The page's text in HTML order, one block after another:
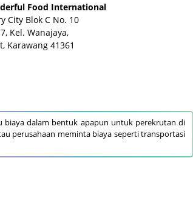
Food International
City Blok C No. 10
Kel. Wanajaya,
Karawang 41361
biaya dalam bentuk apapun untuk perekrutan di
perusahaan meminta biaya seperti transportasi